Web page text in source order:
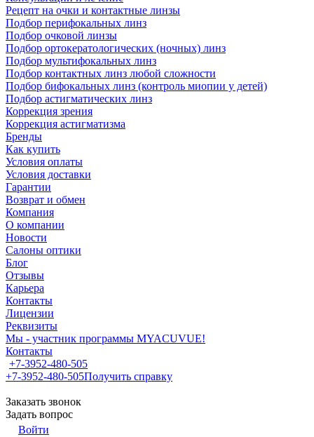
Рецепт на очки и контактные линзы
Подбор перифокальных линз
Подбор очковой линзы
Подбор ортокератологических (ночных) линз
Подбор мультифокальных линз
Подбор контактных линз любой сложности
Подбор бифокальных линз (контроль миопии у детей)
Подбор астигматических линз
Коррекция зрения
Коррекция астигматизма
Бренды
Как купить
Условия оплаты
Условия доставки
Гарантии
Возврат и обмен
Компания
О компании
Новости
Салоны оптики
Блог
Отзывы
Карьера
Контакты
Лицензии
Реквизиты
Мы - участник программы MYACUVUE!
Контакты
+7-3952-480-505
+7-3952-480-505Получить справку
Заказать звонок
Задать вопрос
Войти